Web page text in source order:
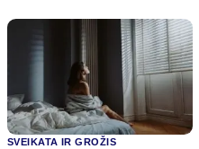
SVEIKATA IR GROŽIS